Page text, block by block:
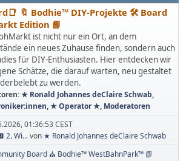
🔖 Bodhie™ DIY-Projekte 🛠️ Board
Edition 📘
ist nicht nur ein Ort, an dem
ein neues Zuhause finden, sondern auch
für DIY-Enthusiasten. Hier entdecken wir
Schätze, die darauf warten, neu gestaltet
zu werden.
★ Ronald Johannes deClaire Schwab,
,★ Operator ★, Moderatoren
01:36:53 CEST
2. Wi...von ★ Ronald Johannes deClaire Schwab
Board ⛪ Bodhie™ WestBahnPark™ 📗